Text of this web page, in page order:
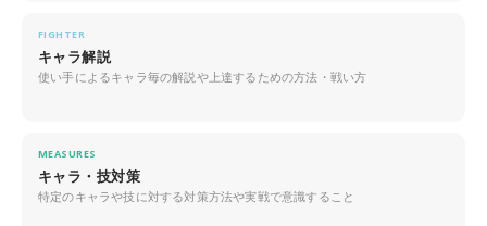
FIGHTER
キャラ解説
使い手によるキャラ毎の解説や上達するための方法・戦い方
MEASURES
キャラ・技対策
特定のキャラや技に対する対策方法や実戦で意識すること